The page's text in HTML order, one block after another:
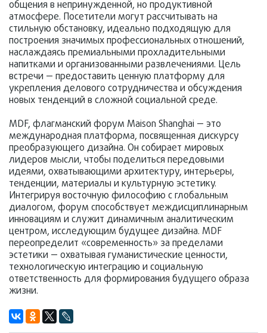
общения в непринужденной, но продуктивной
атмосфере. Посетители могут рассчитывать на
стильную обстановку, идеально подходящую для
построения значимых профессиональных отношений,
наслаждаясь премиальными прохладительными
напитками и организованными развлечениями. Цель
встречи — предоставить ценную платформу для
укрепления делового сотрудничества и обсуждения
новых тенденций в сложной социальной среде.
MDF, флагманский форум Maison Shanghai — это
международная платформа, посвященная дискурсу
преобразующего дизайна. Он собирает мировых
лидеров мысли, чтобы поделиться передовыми
идеями, охватывающими архитектуру, интерьеры,
тенденции, материалы и культурную эстетику.
Интегрируя восточную философию с глобальным
диалогом, форум способствует междисциплинарным
инновациям и служит динамичным аналитическим
центром, исследующим будущее дизайна. MDF
переопределит «современность» за пределами
эстетики — охватывая гуманистические ценности,
технологическую интеграцию и социальную
ответственность для формирования будущего образа
жизни.